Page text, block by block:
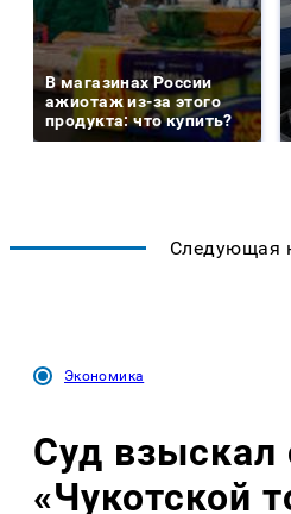
В магазинах России
ажиотаж из-за этого
продукта: что купить?
Следующая
Экономика
Суд взыскал
«Чукотской